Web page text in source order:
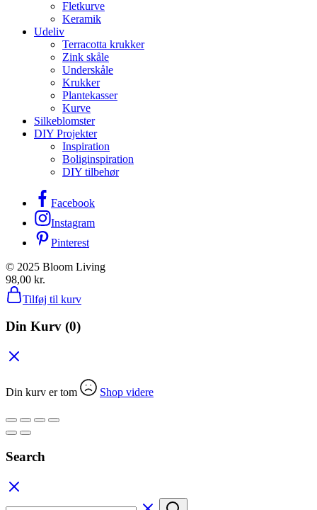
Fletkurve
Keramik
Udeliv
Terracotta krukker
Zink skåle
Underskåle
Krukker
Plantekasser
Kurve
Silkeblomster
DIY Projekter
Inspiration
Boliginspiration
DIY tilbehør
Facebook
Instagram
Pinterest
© 2025 Bloom Living
98,00 kr.
Tilføj til kurv
Din Kurv (0)
Din kurv er tom Shop videre
Search